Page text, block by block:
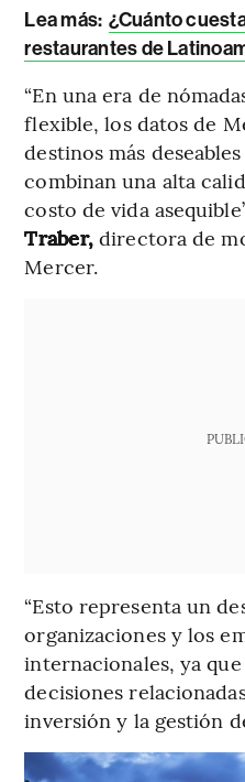
Lea más: ¿Cuánto
restaurantes de
“En una era de
flexible, los datos de
destinos más
combinan una alta
costo de vida
Traber, directora de
Mercer.
“Esto representa un
organizaciones y los
internacionales, ya
decisiones
inversión y la gestión